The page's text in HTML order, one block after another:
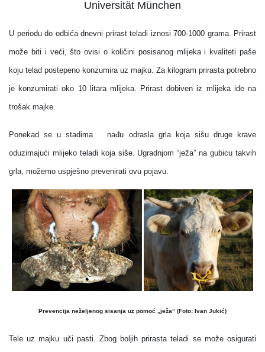
Universität München
U periodu do odbića dnevni prirast teladi iznosi 700-1000 grama. Prirast
može biti i veći, što ovisi o količini posisanog mlijeka i kvaliteti paše
koju telad postepeno konzumira uz majku. Za kilogram prirasta potrebno
je konzumirati oko 10 litara mlijeka. Prirast dobiven iz mlijeka ide na
trošak majke.
Ponekad se u stadima nađu odrasla grla koja sišu druge krave
oduzimajući mlijeko teladi koja siše. Ugradnjom “ježa” na gubicu takvih
grla, možemo uspješno prevenirati ovu pojavu.
Prevencija neželjenog sisanja uz pomoć „ježa“ (Foto: Ivan Jukić)
Tele uz majku uči pasti. Zbog boljih prirasta teladi se može osigurati